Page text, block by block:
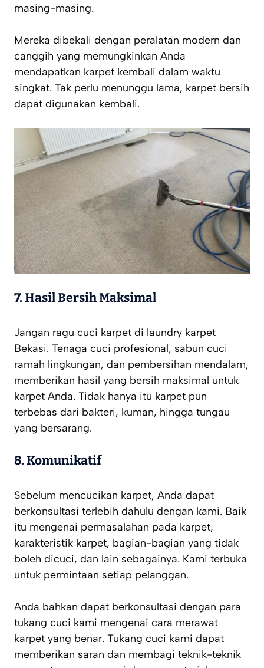
masing-masing.
Mereka dibekali dengan peralatan modern dan
canggih yang memungkinkan Anda
mendapatkan karpet kembali dalam waktu
singkat. Tak perlu menunggu lama, karpet bersih
dapat digunakan kembali.
7. Hasil Bersih Maksimal
Jangan ragu cuci karpet di laundry karpet
Bekasi. Tenaga cuci profesional, sabun cuci
ramah lingkungan, dan pembersihan mendalam,
memberikan hasil yang bersih maksimal untuk
karpet Anda. Tidak hanya itu karpet pun
terbebas dari bakteri, kuman, hingga tungau
yang bersarang.
8. Komunikatif
Sebelum mencucikan karpet, Anda dapat
berkonsultasi terlebih dahulu dengan kami. Baik
itu mengenai permasalahan pada karpet,
karakteristik karpet, bagian-bagian yang tidak
boleh dicuci, dan lain sebagainya. Kami terbuka
untuk permintaan setiap pelanggan.
Anda bahkan dapat berkonsultasi dengan para
tukang cuci kami mengenai cara merawat
karpet yang benar. Tukang cuci kami dapat
memberikan saran dan membagi teknik-teknik